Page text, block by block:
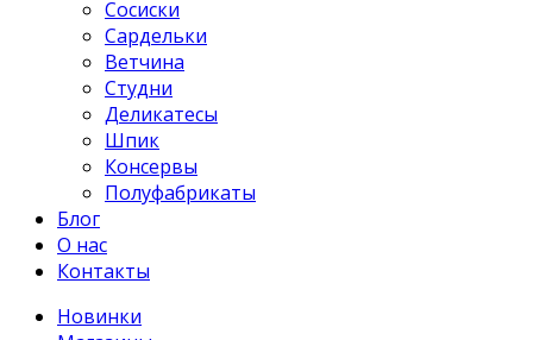
Сосиски
Сардельки
Ветчина
Студни
Деликатесы
Шпик
Консервы
Полуфабрикаты
Блог
О нас
Контакты
Новинки